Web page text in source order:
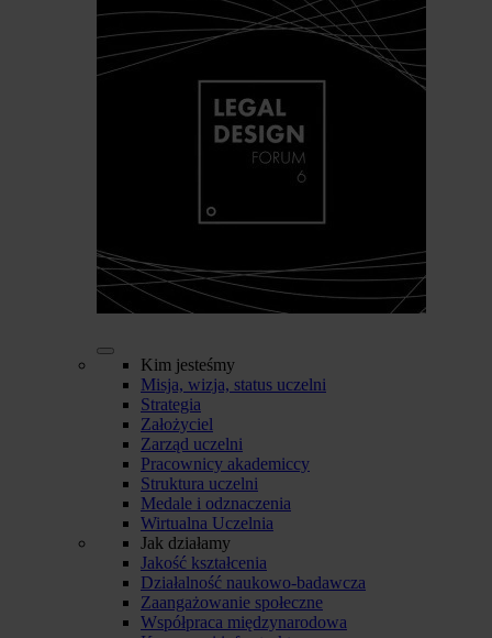
Kim jesteśmy
Misja, wizja, status uczelni
Strategia
Założyciel
Zarząd uczelni
Pracownicy akademiccy
Struktura uczelni
Medale i odznaczenia
Wirtualna Uczelnia
Jak działamy
Jakość kształcenia
Działalność naukowo-badawcza
Zaangażowanie społeczne
Współpraca międzynarodowa